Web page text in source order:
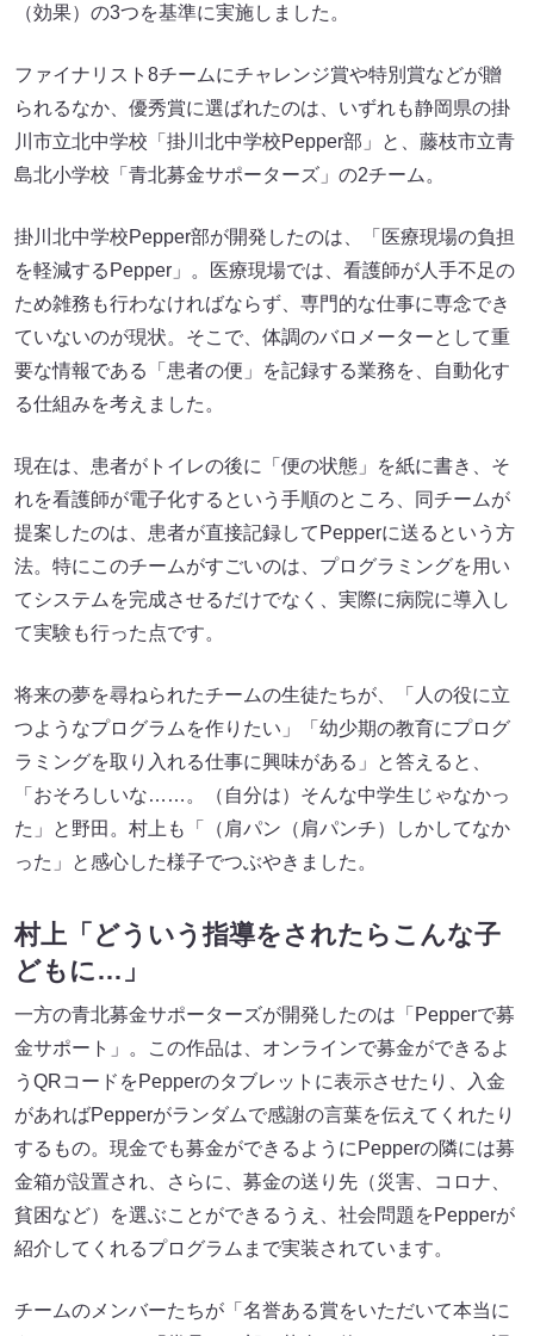
（効果）の3つを基準に実施しました。
ファイナリスト8チームにチャレンジ賞や特別賞などが贈
られるなか、優秀賞に選ばれたのは、いずれも静岡県の掛
川市立北中学校「掛川北中学校Pepper部」と、藤枝市立青
島北小学校「青北募金サポーターズ」の2チーム。
掛川北中学校Pepper部が開発したのは、「医療現場の負担
を軽減するPepper」。医療現場では、看護師が人手不足の
ため雑務も行わなければならず、専門的な仕事に専念でき
ていないのが現状。そこで、体調のバロメーターとして重
要な情報である「患者の便」を記録する業務を、自動化す
る仕組みを考えました。
現在は、患者がトイレの後に「便の状態」を紙に書き、そ
れを看護師が電子化するという手順のところ、同チームが
提案したのは、患者が直接記録してPepperに送るという方
法。特にこのチームがすごいのは、プログラミングを用い
てシステムを完成させるだけでなく、実際に病院に導入し
て実験も行った点です。
将来の夢を尋ねられたチームの生徒たちが、「人の役に立
つようなプログラムを作りたい」「幼少期の教育にプログ
ラミングを取り入れる仕事に興味がある」と答えると、
「おそろしいな……。（自分は）そんな中学生じゃなかっ
た」と野田。村上も「（肩パン（肩パンチ）しかしてなか
った」と感心した様子でつぶやきました。
村上「どういう指導をされたらこんな子
どもに…」
一方の青北募金サポーターズが開発したのは「Pepperで募
金サポート」。この作品は、オンラインで募金ができるよ
うQRコードをPepperのタブレットに表示させたり、入金
があればPepperがランダムで感謝の言葉を伝えてくれたり
するもの。現金でも募金ができるようにPepperの隣には募
金箱が設置され、さらに、募金の送り先（災害、コロナ、
貧困など）を選ぶことができるうえ、社会問題をPepperが
紹介してくれるプログラムまで実装されています。
チームのメンバーたちが「名誉ある賞をいただいて本当に